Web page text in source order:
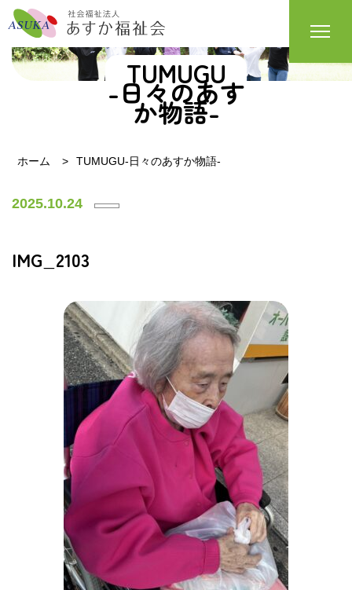
TUMUGU
-日々のあす
か物語-
ホーム TUMUGU-日々のあすか物語-
2025.10.24
IMG_2103